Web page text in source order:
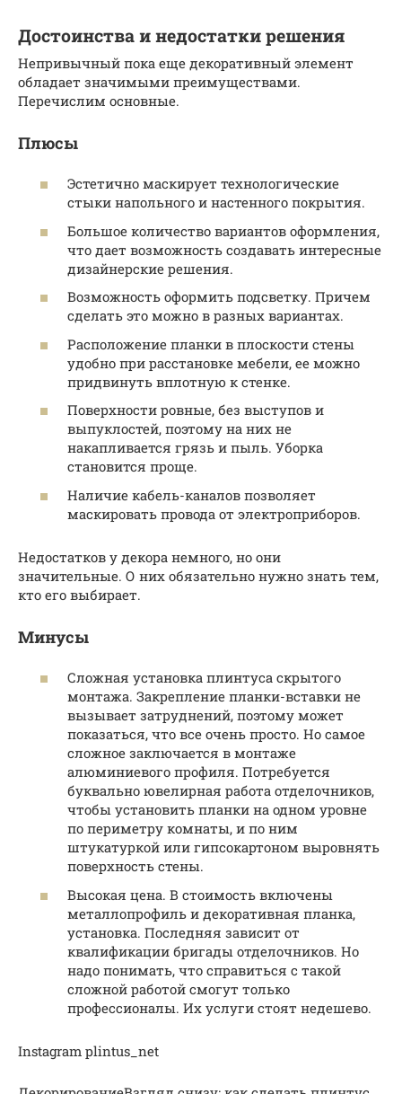
Достоинства и недостатки решения
Непривычный пока еще декоративный элемент
обладает значимыми преимуществами.
Перечислим основные.
Плюсы
Эстетично маскирует технологические
стыки напольного и настенного покрытия.
Большое количество вариантов оформления,
что дает возможность создавать интересные
дизайнерские решения.
Возможность оформить подсветку. Причем
сделать это можно в разных вариантах.
Расположение планки в плоскости стены
удобно при расстановке мебели, ее можно
придвинуть вплотную к стенке.
Поверхности ровные, без выступов и
выпуклостей, поэтому на них не
накапливается грязь и пыль. Уборка
становится проще.
Наличие кабель-каналов позволяет
маскировать провода от электроприборов.
Недостатков у декора немного, но они
значительные. О них обязательно нужно знать тем,
кто его выбирает.
Минусы
Сложная установка плинтуса скрытого
монтажа. Закрепление планки-вставки не
вызывает затруднений, поэтому может
показаться, что все очень просто. Но самое
сложное заключается в монтаже
алюминиевого профиля. Потребуется
буквально ювелирная работа отделочников,
чтобы установить планки на одном уровне
по периметру комнаты, и по ним
штукатуркой или гипсокартоном выровнять
поверхность стены.
Высокая цена. В стоимость включены
металлопрофиль и декоративная планка,
установка. Последняя зависит от
квалификации бригады отделочников. Но
надо понимать, что справиться с такой
сложной работой смогут только
профессионалы. Их услуги стоят недешево.
Instagram plintus_net